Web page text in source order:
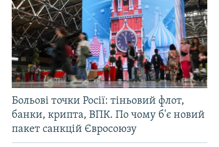
Больові точки Росії: тіньовий флот,
банки, крипта, ВПК. По чому б'є новий
пакет санкцій Євросоюзу